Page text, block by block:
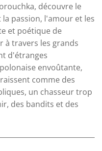
découvre le
passion, l'amour et les
et poétique de
à travers les grands
d'étranges
envoûtante,
comme des
un chasseur trop
des bandits et des